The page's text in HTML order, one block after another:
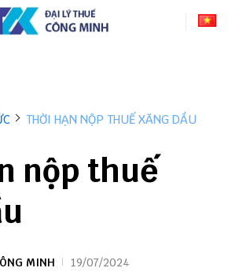
THỜI HẠN NỘP THUẾ XĂNG DẦU
nộp thuế
MINH 19/07/2024